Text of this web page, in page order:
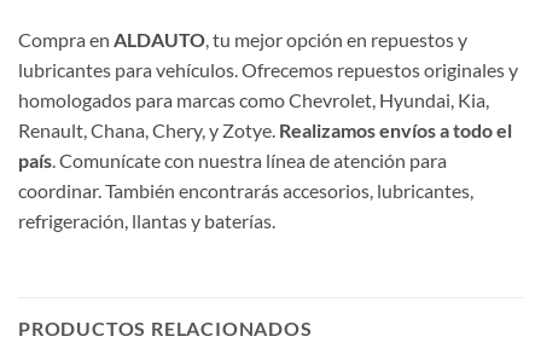
Compra en ALDAUTO, tu mejor opción en repuestos y
lubricantes para vehículos. Ofrecemos repuestos originales y
homologados para marcas como Chevrolet, Hyundai, Kia,
Renault, Chana, Chery, y Zotye. Realizamos envíos a todo el
país. Comunícate con nuestra línea de atención para
coordinar. También encontrarás accesorios, lubricantes,
refrigeración, llantas y baterías.
PRODUCTOS RELACIONADOS